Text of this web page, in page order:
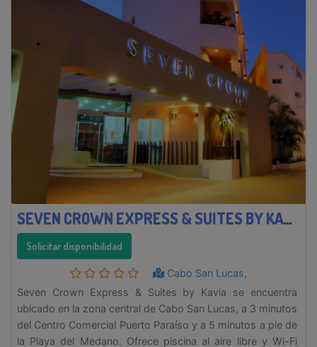
SEVEN CROWN EXPRESS & SUITES BY KAVIA
Solicitar disponibilidad
Cabo San Lucas,
Seven Crown Express & Suites by Kavia se encuentra
ubicado en la zona central de Cabo San Lucas, a 3 minutos
del Centro Comercial Puerto Paraíso y a 5 minutos a pie de
la Playa del Medano. Ofrece piscina al aire libre y Wi-Fi